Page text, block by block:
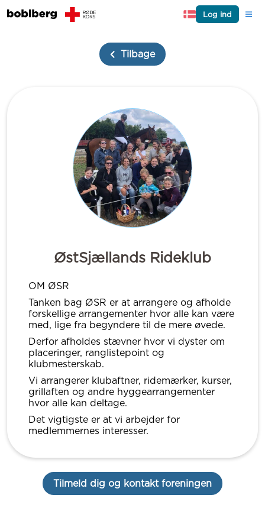
Log ind
Tilbage
ØstSjællands Rideklub
OM ØSR
Tanken bag ØSR er at arrangere og afholde
forskellige arrangementer hvor alle kan være
med, lige fra begyndere til de mere øvede.
Derfor afholdes stævner hvor vi dyster om
placeringer, ranglistepoint og
klubmesterskab.
Vi arrangerer klubaftner, ridemærker, kurser,
grillaften og andre hyggearrangementer
hvor alle kan deltage.
Det vigtigste er at vi arbejder for
medlemmernes interesser.
Tilmeld dig og kontakt foreningen